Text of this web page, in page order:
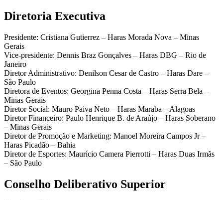
Diretoria Executiva
Presidente: Cristiana Gutierrez – Haras Morada Nova – Minas
Gerais
Vice-presidente: Dennis Braz Gonçalves – Haras DBG – Rio de
Janeiro
Diretor Administrativo: Denilson Cesar de Castro – Haras Dare –
São Paulo
Diretora de Eventos: Georgina Penna Costa – Haras Serra Bela –
Minas Gerais
Diretor Social: Mauro Paiva Neto – Haras Maraba – Alagoas
Diretor Financeiro: Paulo Henrique B. de Araújo – Haras Soberano
– Minas Gerais
Diretor de Promoção e Marketing: Manoel Moreira Campos Jr –
Haras Picadão – Bahia
Diretor de Esportes: Maurício Camera Pierrotti – Haras Duas Irmãs
– São Paulo
Conselho Deliberativo Superior